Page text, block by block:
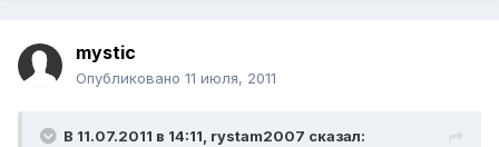
mystic
Опубликовано 11 июля, 2011
В 11.07.2011 в 14:11, rystam2007 сказал: